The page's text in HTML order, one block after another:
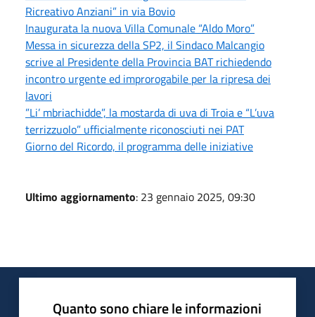
Ricreativo Anziani” in via Bovio
Inaugurata la nuova Villa Comunale “Aldo Moro”
Messa in sicurezza della SP2, il Sindaco Malcangio
scrive al Presidente della Provincia BAT richiedendo
incontro urgente ed improrogabile per la ripresa dei
lavori
”Li’ mbriachidde”, la mostarda di uva di Troia e “L’uva
terrizzuolo” ufficialmente riconosciuti nei PAT
Giorno del Ricordo, il programma delle iniziative
Ultimo aggiornamento: 23 gennaio 2025, 09:30
Quanto sono chiare le informazioni